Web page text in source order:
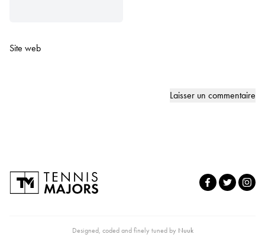
Site web
Designed, coded and finely tuned by Nuuk